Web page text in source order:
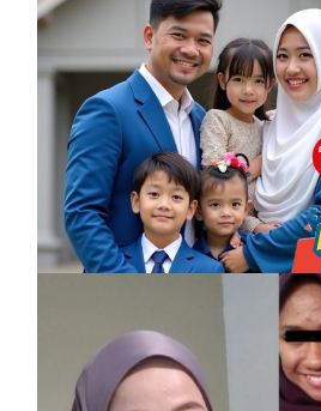
PROMOSI HIBAH
6 December, 2025